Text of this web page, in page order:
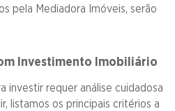
pela Mediadora Imóveis, serão
Investimento Imobiliário
investir requer análise cuidadosa
listamos os principais critérios a